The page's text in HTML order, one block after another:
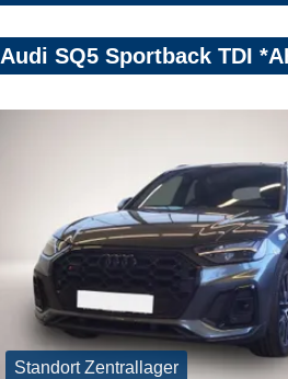
Audi SQ5 Sportback TDI
Standort Zentrallager